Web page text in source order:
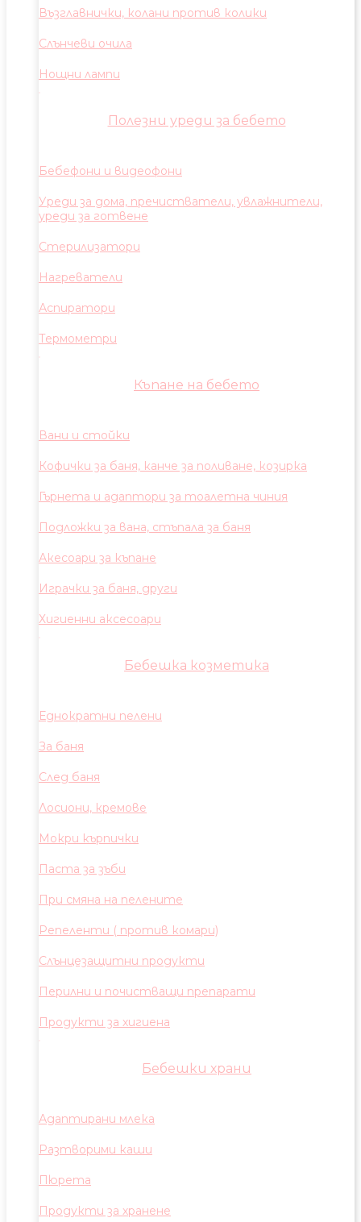
Възглавнички, колани против колики
Слънчеви очила
Нощни лампи
Полезни уреди за бебето
Бебефони и видеофони
Уреди за дома, пречистватели, увлажнители,
уреди за готвене
Стерилизатори
Нагреватели
Аспиратори
Термометри
Къпане на бебето
Вани и стойки
Кофички за баня, канче за поливане, козирка
Гърнета и адаптори за тоалетна чиния
Подложки за вана, стъпала за баня
Акесоари за къпане
Играчки за баня, други
Хигиенни аксесоари
Бебешка козметика
Еднократни пелени
За баня
След баня
Лосиони, кремове
Мокри кърпички
Паста за зъби
При смяна на пелените
Репеленти ( против комари)
Слънцезащитни продукти
Перилни и почистващи препарати
Продукти за хигиена
Бебешки храни
Адаптирани млека
Разтворими каши
Пюрета
Продукти за хранене